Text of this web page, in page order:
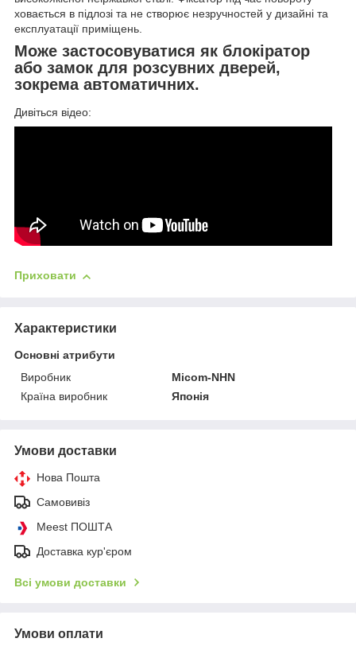
ховається в підлозі та не створює незручностей у дизайні та
експлуатації приміщень.
Може застосовуватися як блокіратор
або замок для розсувних дверей,
зокрема автоматичних.
Дивіться відео:
Приховати
Характеристики
Основні атрибути
Виробник
Micom-NHN
Країна виробник
Японія
Умови доставки
Нова Пошта
Самовивіз
Meest ПОШТА
Доставка кур'єром
Всі умови доставки
Умови оплати